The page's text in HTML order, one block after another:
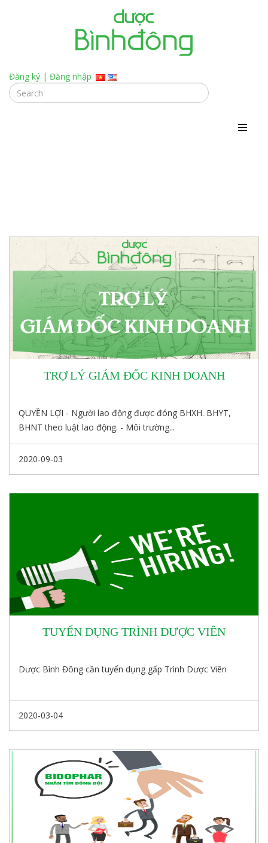
Đăng ký | Đăng nhập
TRỢ LÝ GIÁM ĐỐC KINH DOANH
QUYỀN LỢI - Người lao động được đóng BHXH. BHYT,
BHNT theo luật lao động. - Môi trường...
2020-09-03
TUYỂN DỤNG TRÌNH DƯỢC VIÊN
Dược Bình Đông cần tuyển dụng gấp Trình Dược Viên
2020-03-04